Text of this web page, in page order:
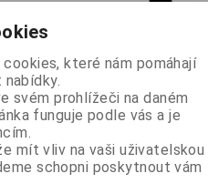
Cena:450 Kč
Koupit
které nám pomáhají
svém prohlížeči na daném
funguje podle vás a je
mít vliv na vaši uživatelskou
schopni poskytnout vám